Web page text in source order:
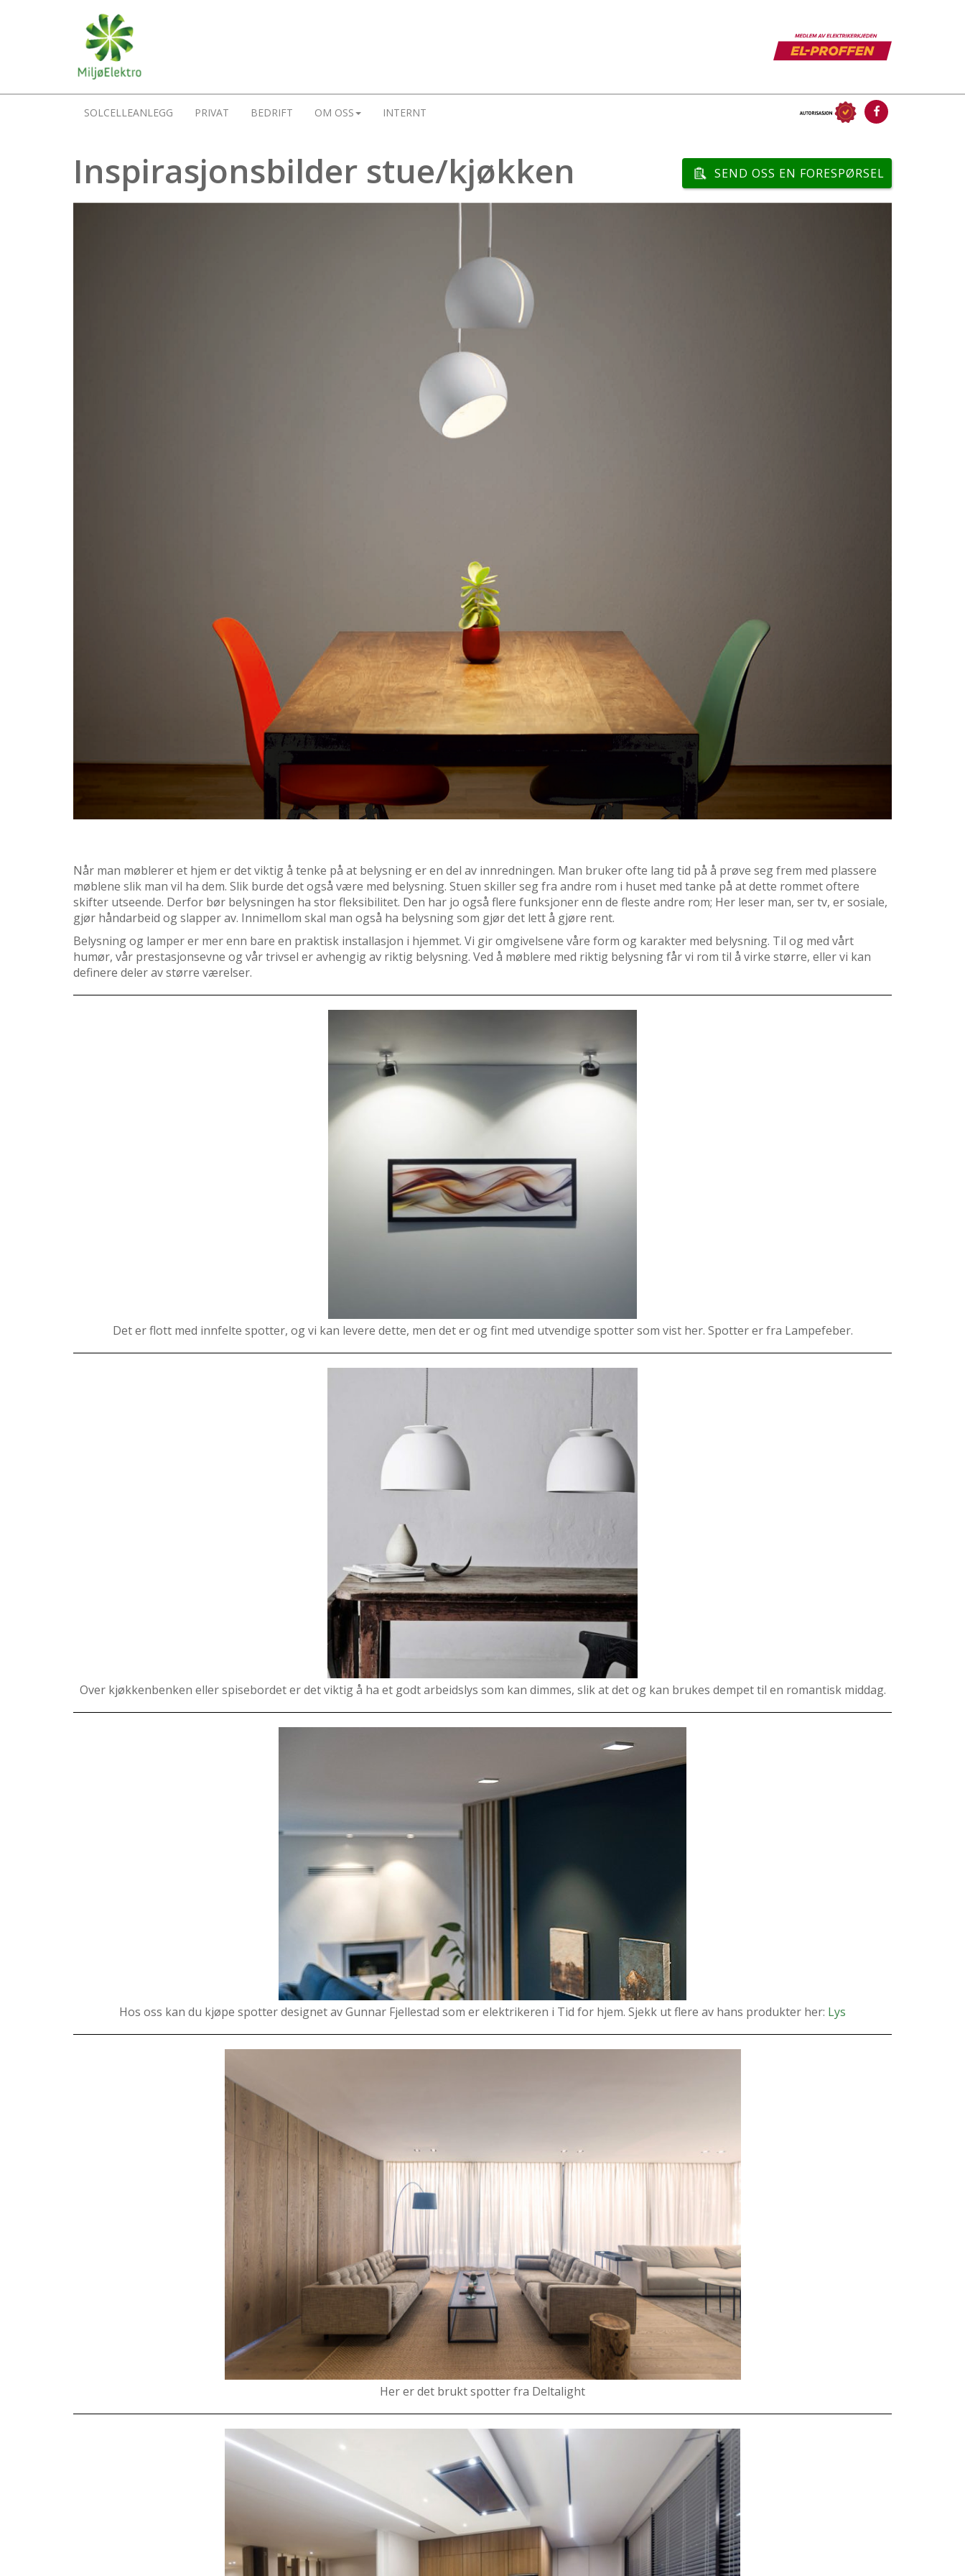
SOLCELLEANLEGG PRIVAT BEDRIFT OM OSS INTERNT
SEND OSS EN FORESPØRSEL
Inspirasjonsbilder stue/kjøkken
Når man møblerer et hjem er det viktig å tenke på at belysning er en del av innredningen. Man bruker ofte lang tid på å prøve seg frem med plassere
møblene slik man vil ha dem. Slik burde det også være med belysning. Stuen skiller seg fra andre rom i huset med tanke på at dette rommet oftere
skifter utseende. Derfor bør belysningen ha stor fleksibilitet. Den har jo også flere funksjoner enn de fleste andre rom; Her leser man, ser tv, er sosiale,
gjør håndarbeid og slapper av. Innimellom skal man også ha belysning som gjør det lett å gjøre rent.
Belysning og lamper er mer enn bare en praktisk installasjon i hjemmet. Vi gir omgivelsene våre form og karakter med belysning. Til og med vårt
humør, vår prestasjonsevne og vår trivsel er avhengig av riktig belysning. Ved å møblere med riktig belysning får vi rom til å virke større, eller vi kan
definere deler av større værelser.
Det er flott med innfelte spotter, og vi kan levere dette, men det er og fint med utvendige spotter som vist her. Spotter er fra Lampefeber.
Over kjøkkenbenken eller spisebordet er det viktig å ha et godt arbeidslys som kan dimmes, slik at det og kan brukes dempet til en romantisk middag.
Hos oss kan du kjøpe spotter designet av Gunnar Fjellestad som er elektrikeren i Tid for hjem. Sjekk ut flere av hans produkter her: Lys
Her er det brukt spotter fra Deltalight